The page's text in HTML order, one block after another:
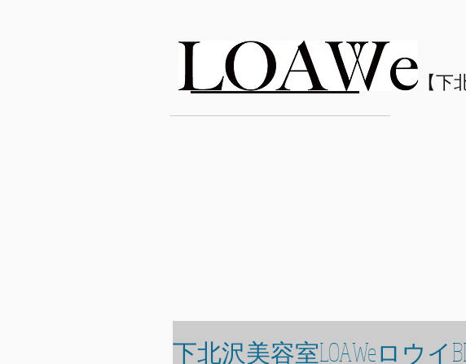
LOAWe 【下
下北沢美容室LOAWeロウイ